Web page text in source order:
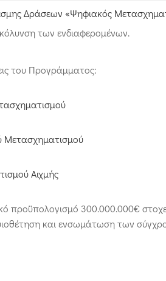
Δράσεων «Ψηφιακός
των ενδιαφερομένων.
του Προγράμματος:
Μετασχηματισμού
Αιχμής
προϋπολογισμό 300.000.000€
και ενσωμάτωση των